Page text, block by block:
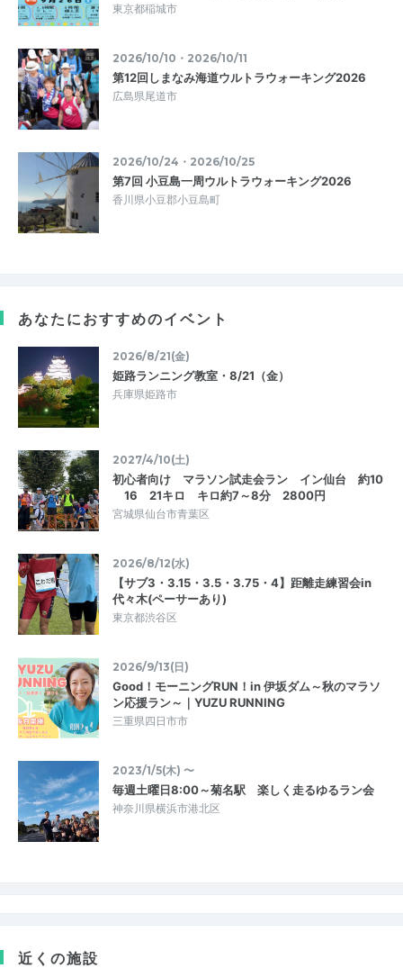
東京都稲城市
2026/10/10・2026/10/11
第12回しまなみ海道ウルトラウォーキング2026
広島県尾道市
2026/10/24・2026/10/25
第7回 小豆島一周ウルトラウォーキング2026
香川県小豆郡小豆島町
あなたにおすすめのイベント
2026/8/21(金)
姫路ランニング教室・8/21（金）
兵庫県姫路市
2027/4/10(土)
初心者向け マラソン試走会ラン イン仙台 約10
16 21キロ キロ約7～8分 2800円
宮城県仙台市青葉区
2026/8/12(水)
【サブ3・3.15・3.5・3.75・4】距離走練習会in
代々木(ペーサーあり)
東京都渋谷区
2026/9/13(日)
Good！モーニングRUN！in 伊坂ダム～秋のマラソ
ン応援ラン～｜YUZU RUNNING
三重県四日市市
2023/1/5(木) 〜
毎週土曜日8:00～菊名駅 楽しく走るゆるラン会
神奈川県横浜市港北区
近くの施設